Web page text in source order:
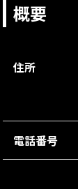
概要
住所
電話番号